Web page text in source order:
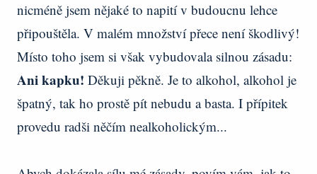
nicméně jsem nějaké to napití v budoucnu lehce
připouštěla. V malém množství přece není škodlivý!
Místo toho jsem si však vybudovala silnou zásadu:
Ani kapku! Děkuji pěkně. Je to alkohol, alkohol je
špatný, tak ho prostě pít nebudu a basta. I přípitek
provedu radši něčím nealkoholickým...